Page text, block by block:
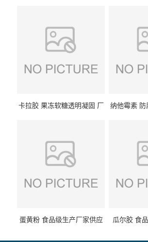
卡拉胶 果冻软糖透明凝固 厂
纳他霉素 防
蛋黄粉 食品级生产厂家供应 瓜尔胶 食